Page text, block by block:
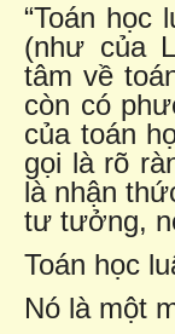
“Toán học
(như của
tâm về
còn có
của toán
gọi là rõ
là nhận
tư tưởng,
Toán học
Nó là một